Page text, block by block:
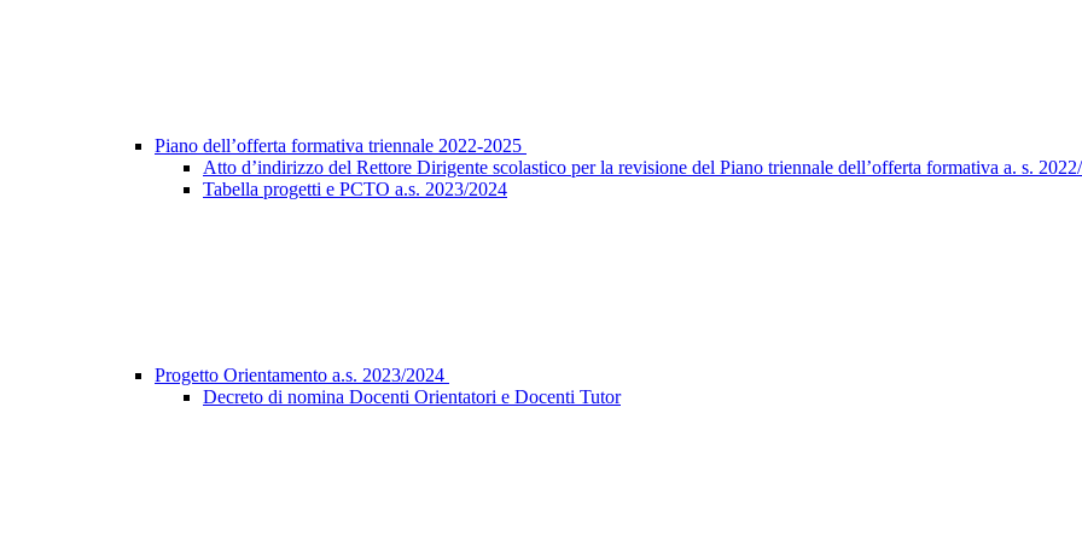
Piano dell’offerta formativa triennale 2022-2025
Atto d’indirizzo del Rettore Dirigente scolastico per la revisione del Piano triennale dell’offerta formativa a. s.
Tabella progetti e PCTO a.s. 2023/2024
Progetto Orientamento a.s. 2023/2024
Decreto di nomina Docenti Orientatori e Docenti Tutor